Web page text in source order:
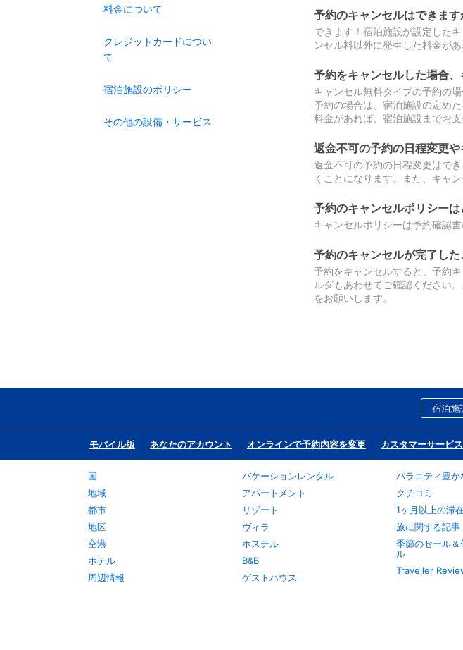
料金について
クレジットカードについ
て
宿泊施設のポリシー
その他の設備・サービス
予約のキャンセルはできます
できます！宿泊施設が設定した
ンセル料以外に発生した料金が
予約をキャンセルした場合
キャンセル無料タイプの予約の
予約の場合は、宿泊施設の定め
料金があれば、宿泊施設までお支
返金不可の予約の日程変更
返金不可の予約の日程変更はで
くことになります。また、キャ
予約のキャンセルポリシー
キャンセルポリシーは予約確認書
予約のキャンセルが完了し
予約をキャンセルすると、予約
ルダもあわせてご確認ください
をお願いします。
宿泊施
モバイル版 あなたのアカウント オンラインで予約内容を変更 カスタマーサービ
国
地域
都市
地区
空港
ホテル
周辺情報
バケーションレンタル
アパートメント
リゾート
ヴィラ
ホステル
B&B
ゲストハウス
バラエティ豊か
クチコミ
1ヶ月以上の滞
旅に関する記事
季節のセール
ル
Traveller